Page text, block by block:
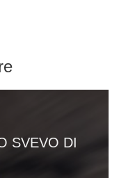
SVEVO DI